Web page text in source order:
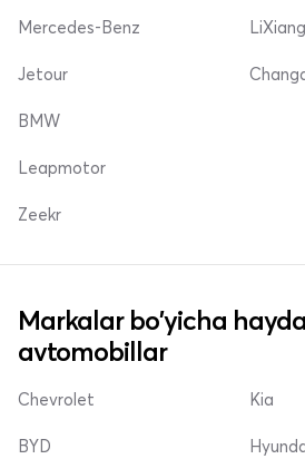
Mercedes-Benz
Jetour
LiXiang
BMW
Leapmotor
Zeekr
Markalar bo'yicha
avtomobillar
Chevrolet
BYD
Kia